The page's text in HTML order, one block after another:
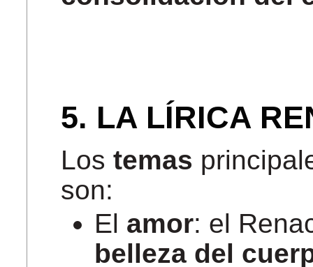
5. LA LÍRICA
Los temas
son:
El amor: el
belleza del